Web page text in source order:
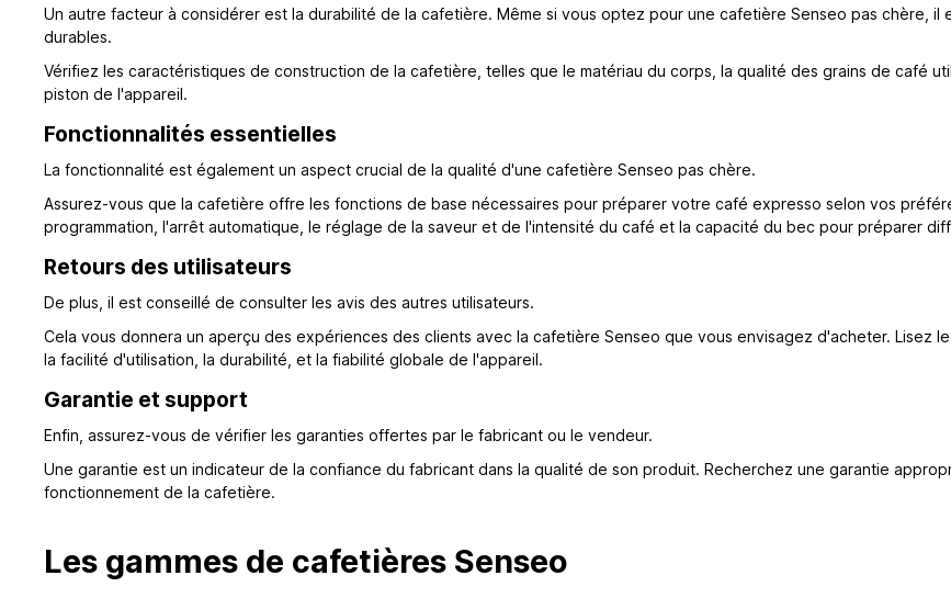
Un autre facteur à considérer est la durabilité de la cafetière. Même si vous optez pour une cafetière Senseo pas chère,
durables.
Vérifiez les caractéristiques de construction de la cafetière, telles que le matériau du corps, la qualité des grains de café
piston de l'appareil.
Fonctionnalités essentielles
La fonctionnalité est également un aspect crucial de la qualité d'une cafetière Senseo pas chère.
Assurez-vous que la cafetière offre les fonctions de base nécessaires pour préparer votre café expresso selon vos
programmation, l'arrêt automatique, le réglage de la saveur et de l'intensité du café et la capacité du bec pour préparer
Retours des utilisateurs
De plus, il est conseillé de consulter les avis des autres utilisateurs.
Cela vous donnera un aperçu des expériences des clients avec la cafetière Senseo que vous envisagez d'acheter. Lisez
la facilité d'utilisation, la durabilité, et la fiabilité globale de l'appareil.
Garantie et support
Enfin, assurez-vous de vérifier les garanties offertes par le fabricant ou le vendeur.
Une garantie est un indicateur de la confiance du fabricant dans la qualité de son produit. Recherchez une garantie
fonctionnement de la cafetière.
Les gammes de cafetières Senseo